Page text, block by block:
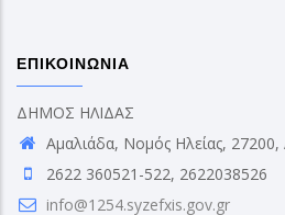
ΕΠΙΚΟΙΝΩΝΙΑ
ΔΗΜΟΣ ΗΛΙΔΑΣ
Αμαλιάδα, Νομός Ηλείας, 27200,
2622 360521-522, 2622038526
info@1254.syzefxis.gov.gr